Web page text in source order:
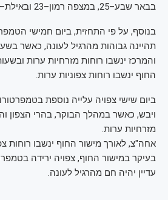
בבאר שבע–25, במצפה רמון–23 ובאילת–29.
בנוסף, על פי התחזית, ביום חמישי
תהיינה גבוהות מהרגיל לעונה, כאשר
והמרכז ינשבו רוחות מזרחיות ערות
החוף ינשבו רוחות צפוניות ערות.
ביום שישי צפויה עלייה נוספת
ויבש, כאשר במהלך הבוקר, בהרי הצפון
מזרחיות ערות.
אחה"צ, לאורך מישור החוף ינשבו רוחות
בעיקר במישור החוף, צפויה ירידה
עדיין יהיה חם מהרגיל לעונה.